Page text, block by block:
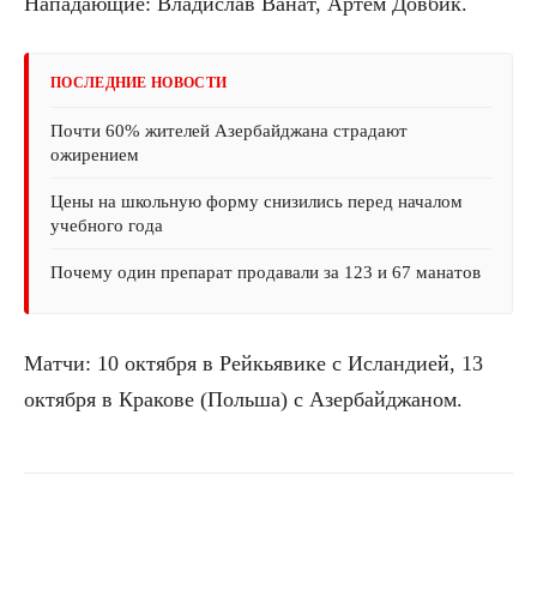
ПОСЛЕДНИЕ НОВОСТИ
Почти 60% жителей Азербайджана страдают
ожирением
Цены на школьную форму снизились перед началом
учебного года
Почему один препарат продавали за 123 и 67 манатов
Матчи: 10 октября в Рейкьявике с Исландией, 13
октября в Кракове (Польша) с Азербайджаном.